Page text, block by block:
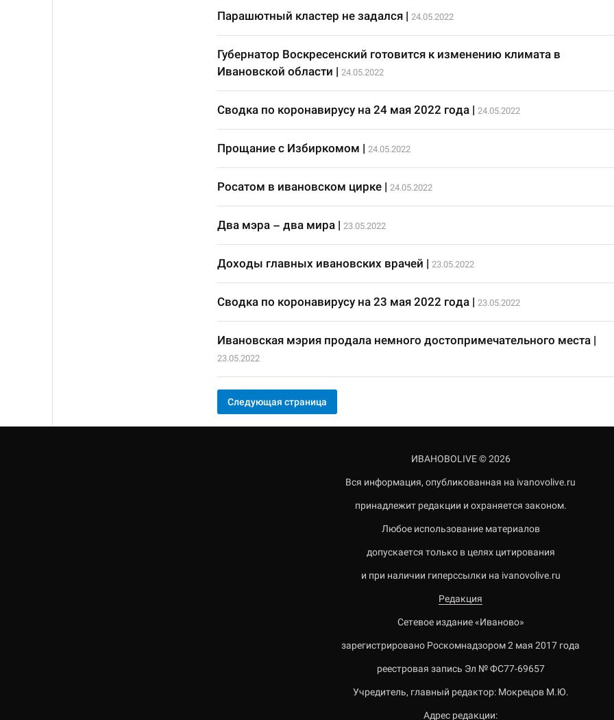
Парашютный кластер не задался| 24.05.2022
Губернатор Воскресенский готовится к изменению климата в
Ивановской области | 24.05.2022
Сводка по коронавирусу на 24 мая 2022 года| 24.05.2022
Прощание с Избиркомом | 24.05.2022
Росатом в ивановском цирке| 24.05.2022
Два мэра – два мира| 23.05.2022
Доходы главных ивановских врачей | 23.05.2022
Сводка по коронавирусу на 23 мая 2022 года| 23.05.2022
Ивановская мэрия продала немного достопримечательного места|
23.05.2022
Следующая страница
ИВАНОВОLIVE © 2026
Вся информация, опубликованная на ivanovolive.ru
принадлежит редакции и охраняется законом.
Любое использование материалов
допускается только в целях цитирования
и при наличии гиперссылки на ivanovolive.ru
Редакция
Сетевое издание «Иваново»
зарегистрировано Роскомнадзором 2 мая 2017 года
реестровая запись Эл № ФС77-69657
Учредитель, главный редактор: Мокрецов М.Ю.
Адрес редакции: